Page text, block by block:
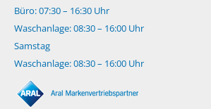
Büro: 07:30 – 16:30 Uhr
Waschanlage: 08:30 – 16:00 Uhr
Samstag
Waschanlage: 08:30 – 16:00 Uhr